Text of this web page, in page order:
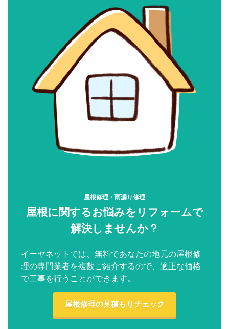
屋根修理・雨漏り修理
屋根に関するお悩みをリフォームで
解決しませんか？
イーヤネットでは、無料であなたの地元の屋根修
理の専門業者を複数ご紹介するので、適正な価格
で工事を行うことができます。
屋根修理の見積もりチェック